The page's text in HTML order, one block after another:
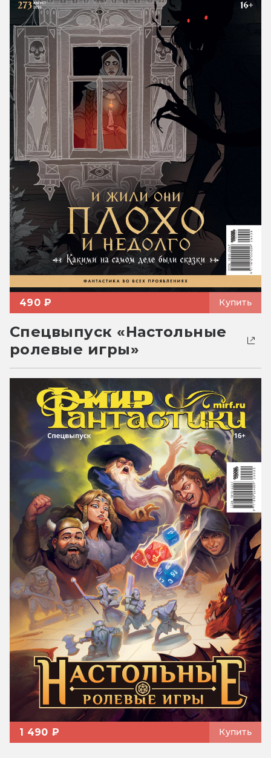
490 ₽ Купить
Спецвыпуск «Настольные
ролевые игры»
1 490 ₽ Купить